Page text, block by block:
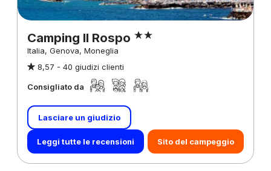
Camping Il Rospo
Italia, Genova, Moneglia
8,57 - 40 giudizi clienti
Consigliato da
Lasciare un giudizio
Leggi tutte le recensioni Sito del campeggio